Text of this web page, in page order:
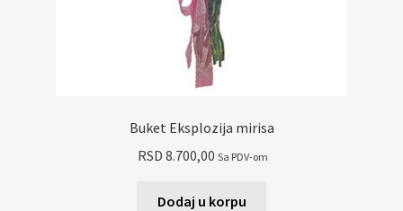
Buket Eksplozija mirisa
RSD 8.700,00 Sa PDV-om
Dodaj u korpu